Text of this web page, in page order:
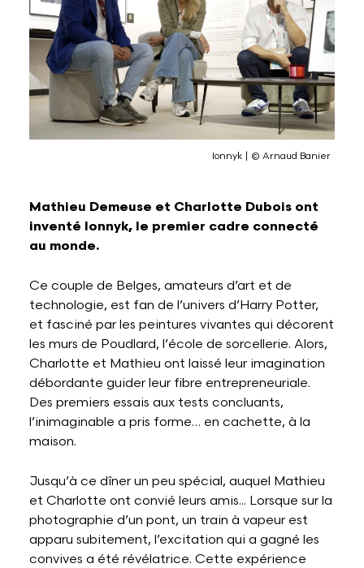
Ionnyk | © Arnaud Banier
Mathieu Demeuse et Charlotte Dubois ont
inventé Ionnyk, le premier cadre connecté
au monde.
Ce couple de Belges, amateurs d’art et de
technologie, est fan de l’univers d’Harry Potter,
et fasciné par les peintures vivantes qui décorent
les murs de Poudlard, l’école de sorcellerie. Alors,
Charlotte et Mathieu ont laissé leur imagination
débordante guider leur fibre entrepreneuriale.
Des premiers essais aux tests concluants,
l’inimaginable a pris forme… en cachette, à la
maison.
Jusqu’à ce dîner un peu spécial, auquel Mathieu
et Charlotte ont convié leurs amis... Lorsque sur la
photographie d’un pont, un train à vapeur est
apparu subitement, l’excitation qui a gagné les
convives a été révélatrice. Cette expérience
Lettres et Livres
Mode
Théâtre, Cirque et Arts de la rue,
Humour
Enseignement, formation, stage et emploi
Recherche & innovation
Revue W+B
Les Belges Histoires